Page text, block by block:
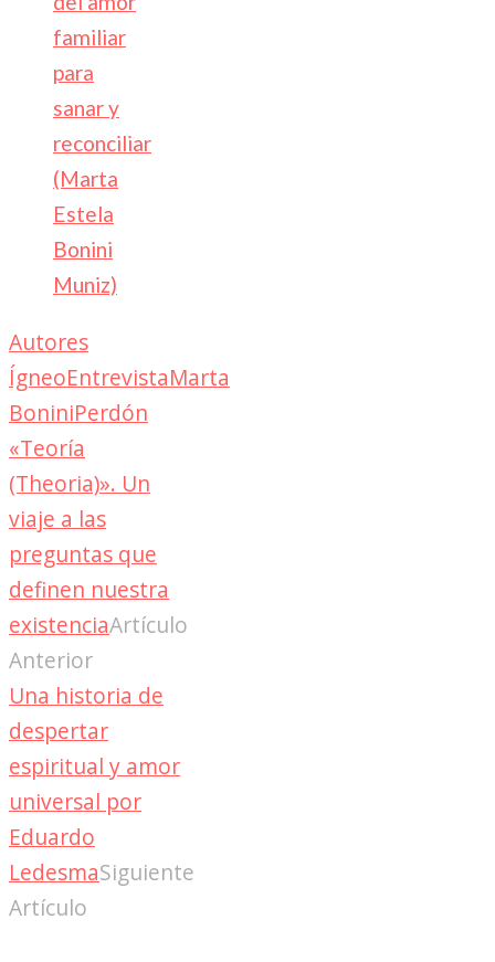
familiar
para
sanar y
reconciliar
(Marta
Estela
Bonini
Muniz)
Autores
ÍgneoEntrevistaMarta
BoniniPerdón
«Teoría
(Theoria)». Un
viaje a las
preguntas que
definen nuestra
existenciaArtículo
Anterior
Una historia de
despertar
espiritual y amor
universal por
Eduardo
LedesmaSiguiente
Artículo